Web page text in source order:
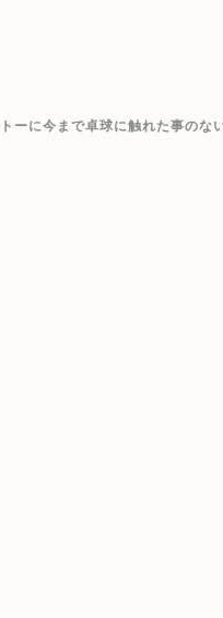
ーに今まで卓球に触れた事のな